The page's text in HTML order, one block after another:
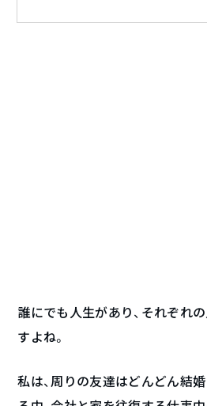
誰にでも人生があり、それぞれ
すよね。
私は、周りの友達はどんどん結